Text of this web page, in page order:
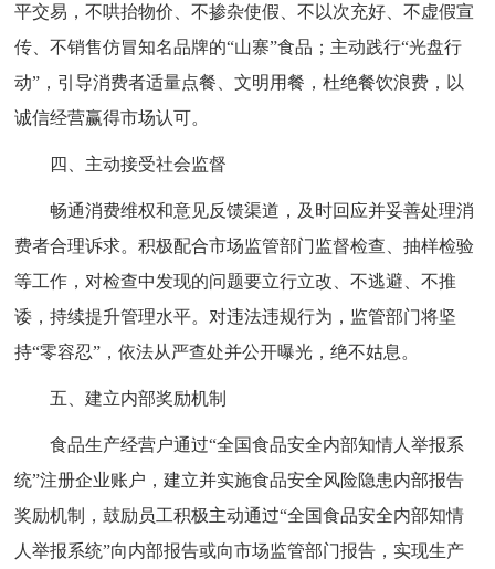
平交易，不哄抬物价、不掺杂使假、不以次充好、不虚假宣
传、不销售仿冒知名品牌的“山寨”食品；主动践行“光盘行
动”，引导消费者适量点餐、文明用餐，杜绝餐饮浪费，以
诚信经营赢得市场认可。
四、主动接受社会监督
畅通消费维权和意见反馈渠道，及时回应并妥善处理消
费者合理诉求。积极配合市场监管部门监督检查、抽样检验
等工作，对检查中发现的问题要立行立改、不逃避、不推
诿，持续提升管理水平。对违法违规行为，监管部门将坚
持“零容忍”，依法从严查处并公开曝光，绝不姑息。
五、建立内部奖励机制
食品生产经营户通过“全国食品安全内部知情人举报系
统”注册企业账户，建立并实施食品安全风险隐患内部报告
奖励机制，鼓励员工积极主动通过“全国食品安全内部知情
人举报系统”向内部报告或向市场监管部门报告，实现生产